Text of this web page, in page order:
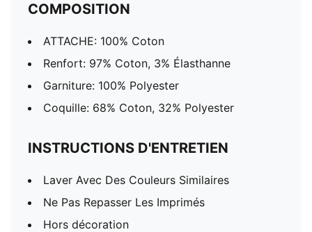
COMPOSITION
ATTACHE: 100% Coton
Renfort: 97% Coton, 3% Élasthanne
Garniture: 100% Polyester
Coquille: 68% Coton, 32% Polyester
INSTRUCTIONS D'ENTRETIEN
Laver Avec Des Couleurs Similaires
Ne Pas Repasser Les Imprimés
Hors décoration